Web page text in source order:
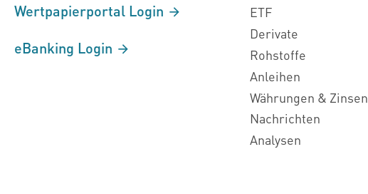
Wertpapierportal Login
eBanking Login
ETF
Derivate
Rohstoffe
Anleihen
Währungen & Zinsen
Nachrichten
Analysen